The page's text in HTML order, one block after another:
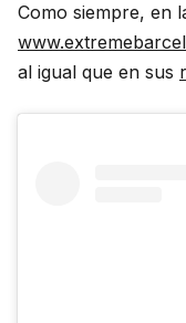
Como siempre, en
al igual que en sus